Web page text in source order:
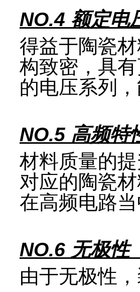
NO.4 额定
得益于陶瓷
构致密，具
的电压系列
NO.5 高频特
材料质量的
对应的陶瓷
在高频电路
NO.6 无极
由于无极性